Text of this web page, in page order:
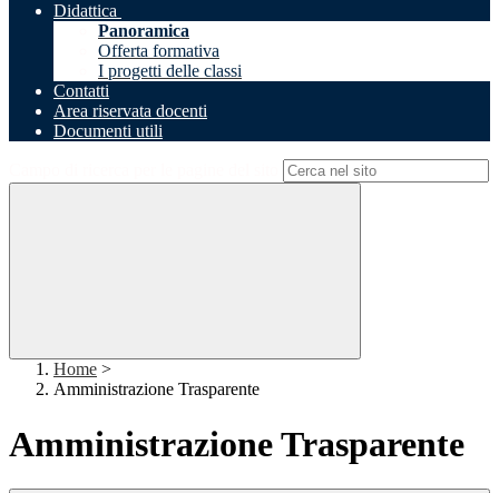
Didattica
Panoramica
Offerta formativa
I progetti delle classi
Contatti
Area riservata docenti
Documenti utili
Home >
Amministrazione Trasparente
Amministrazione Trasparente